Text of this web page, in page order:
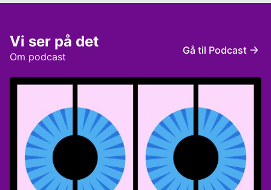
Sorgenfrey, journalist og anmelder hos Radio IIII Panel:
Mejdahl, underholdningsjournalist hos Ekstra Bladet
Redaktør: Andreas Østergaard
Om podcast
Vi ser på det Gå til Podcast